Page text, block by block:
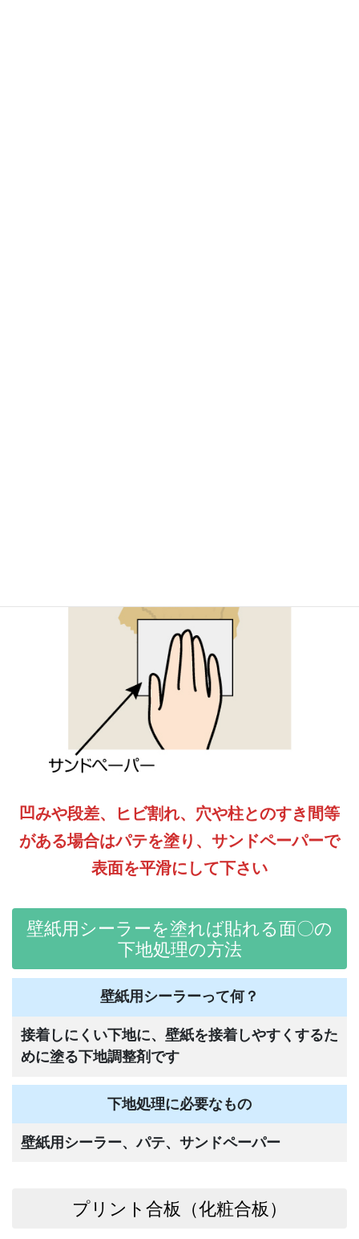
凹みや段差、ヒビ割れ、穴や柱とのすき間等
がある場合はパテを塗り、サンドペーパーで
表面を平滑にして下さい
壁紙用シーラーを塗れば貼れる面〇の
下地処理の方法
壁紙用シーラーって何？
接着しにくい下地に、壁紙を接着しやすくするた
めに塗る下地調整剤です
下地処理に必要なもの
壁紙用シーラー、パテ、サンドペーパー
プリント合板（化粧合板）